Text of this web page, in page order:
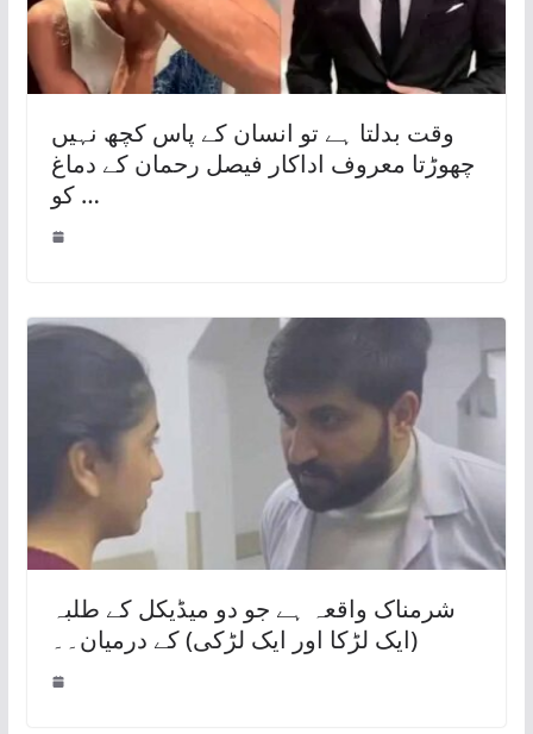
وقت بدلتا ہے تو انسان کے پاس کچھ نہیں
چھوڑتا معروف اداکار فیصل رحمان کے دماغ
کو …
شرمناک واقعہ ہے جو دو میڈیکل کے طلبہ
(ایک لڑکا اور ایک لڑکی) کے درمیان۔۔